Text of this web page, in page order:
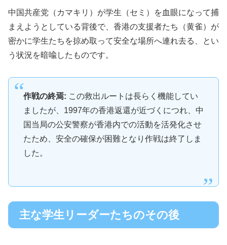
中国共産党（カマキリ）が学生（セミ）を血眼になって捕
まえようとしている背後で、香港の支援者たち（黄雀）が
密かに学生たちを掠め取って安全な場所へ連れ去る、とい
う状況を暗喩したものです。
作戦の終焉: この救出ルートは長らく機能してい
ましたが、1997年の香港返還が近づくにつれ、中
国当局の公安警察が香港内での活動を活発化させ
たため、安全の確保が困難となり作戦は終了しま
した。
主な学生リーダーたちのその後